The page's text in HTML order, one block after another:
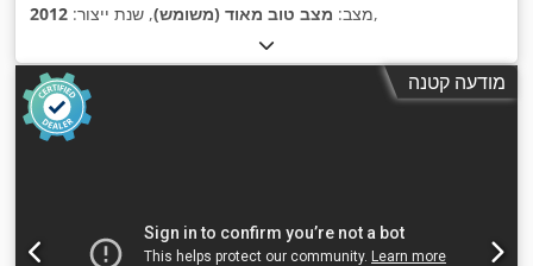
מצב: מצב טוב מאוד (משומש), שנת ייצור: 2012 ,
מודעה קטנה